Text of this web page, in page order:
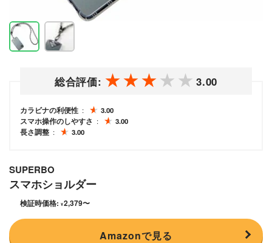
総合評価: 3.00
カラビナの利便性
3.00
スマホ操作のしやすさ
3.00
長さ調整
3.00
SUPERBO
スマホショルダー
検証時価格: ¥2,379〜
Amazonで見る